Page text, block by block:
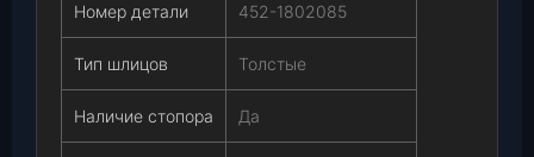
Номер детали 452-1802085
Тип шлицов Толстые
Наличие стопора Да